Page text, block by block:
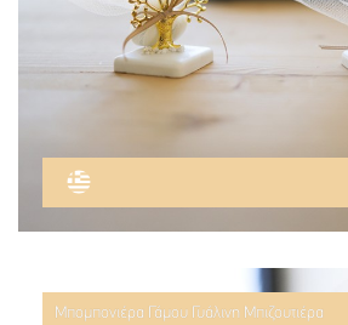
Μπομπονιέρα Γάμου Γυάλινη Μπιζουτιέρα